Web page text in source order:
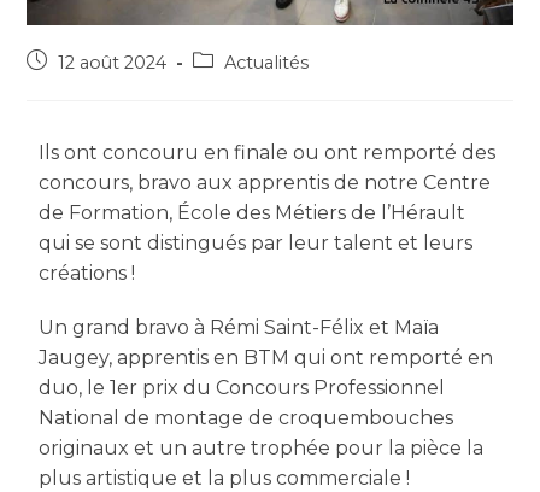
12 août 2024 Actualités
Ils ont concouru en finale ou ont remporté des
concours, bravo aux apprentis de notre Centre
de Formation, École des Métiers de l’Hérault
qui se sont distingués par leur talent et leurs
créations !
Un grand bravo à Rémi Saint-Félix et Maïa
Jaugey, apprentis en BTM qui ont remporté en
duo, le 1er prix du Concours Professionnel
National de montage de croquembouches
originaux et un autre trophée pour la pièce la
plus artistique et la plus commerciale !